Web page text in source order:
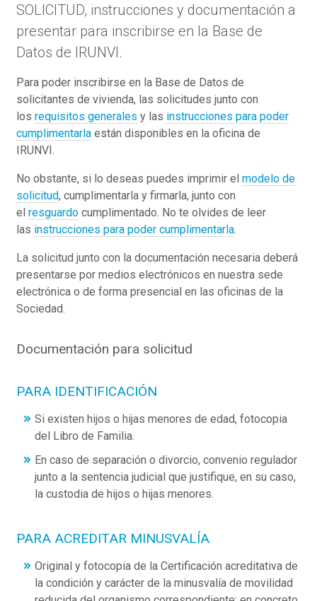
SOLICITUD, instrucciones y documentación a
presentar para inscribirse en la Base de
Datos de IRUNVI.
Para poder inscribirse en la Base de Datos de
solicitantes de vivienda, las solicitudes junto con
los requisitos generales y las instrucciones para poder
cumplimentarla están disponibles en la oficina de
IRUNVI.
No obstante, si lo deseas puedes imprimir el modelo de
solicitud, cumplimentarla y firmarla, junto con
el resguardo cumplimentado. No te olvides de leer
las instrucciones para poder cumplimentarla
La solicitud junto con la documentación necesaria deberá
presentarse por medios electrónicos en nuestra sede
electrónica o de forma presencial en las oficinas de la
Sociedad.
Documentación para solicitud
PARA IDENTIFICACIÓN
Si existen hijos o hijas menores de edad, fotocopia
del Libro de Familia.
En caso de separación o divorcio, convenio regulador
junto a la sentencia judicial que justifique, en su caso,
la custodia de hijos o hijas menores.
PARA ACREDITAR MINUSVALÍA
Original y fotocopia de la Certificación acreditativa de
la condición y carácter de la minusvalía de movilidad